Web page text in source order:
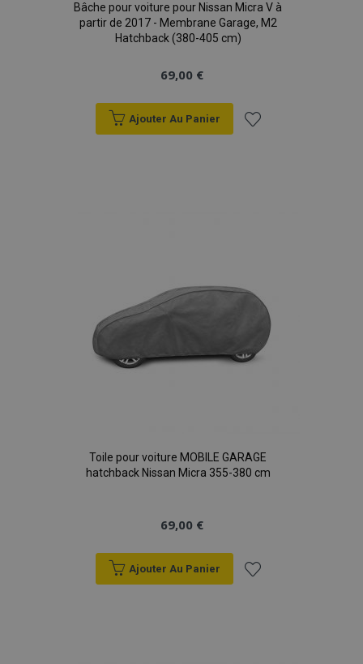
Bâche pour voiture pour Nissan Micra V à
partir de 2017 - Membrane Garage, M2
Hatchback (380-405 cm)
69,00 €
Ajouter Au Panier
Toile pour voiture MOBILE GARAGE
hatchback Nissan Micra 355-380 cm
69,00 €
Ajouter Au Panier